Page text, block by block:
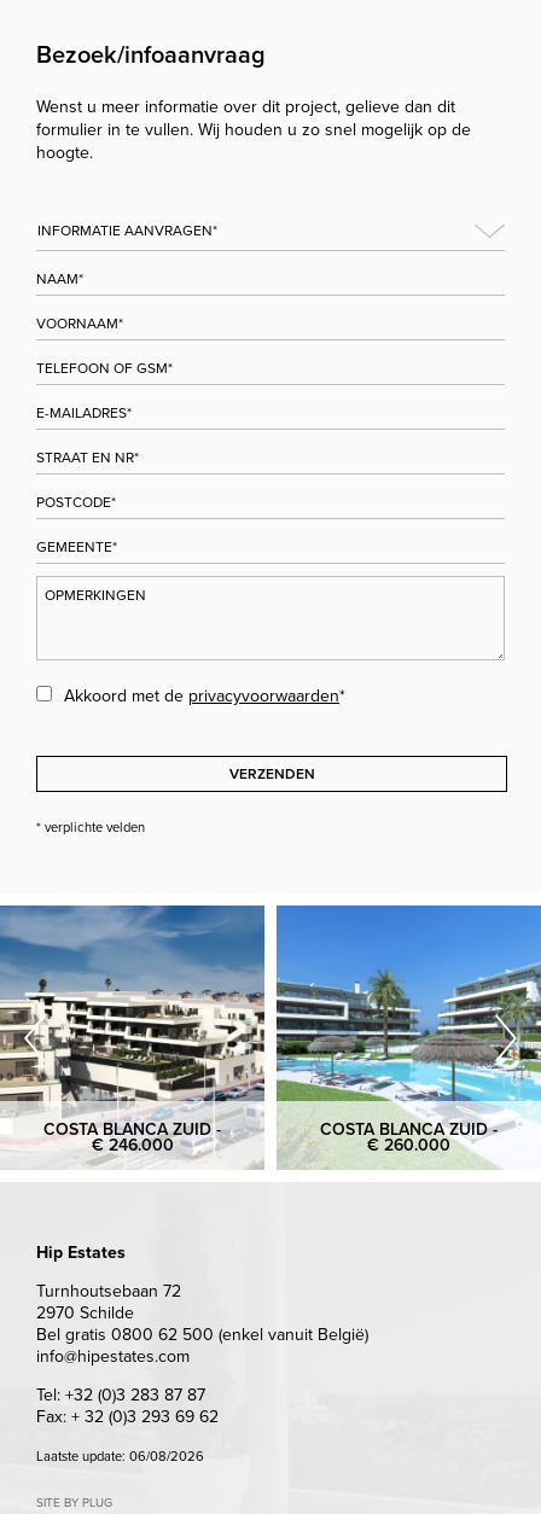
Bezoek/infoaanvraag
Wenst u meer informatie over dit project, gelieve dan dit
formulier in te vullen. Wij houden u zo snel mogelijk op de
hoogte.
Akkoord met de privacyvoorwaarden*
VERZENDEN
* verplichte velden
COSTA BLANCA ZUID -
€ 246.000
COSTA BLANCA ZUID -
€ 260.000
Hip Estates
Turnhoutsebaan 72
2970 Schilde
Bel gratis 0800 62 500 (enkel vanuit België)
info@hipestates.com
Tel: +32 (0)3 283 87 87
Fax: + 32 (0)3 293 69 62
Laatste update: 06/08/2026
SITE BY PLUG